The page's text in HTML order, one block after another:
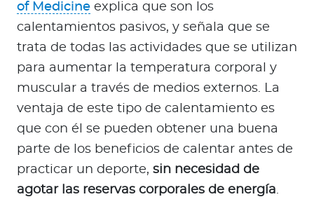
of Medicine explica que son los
calentamientos pasivos, y señala que se
trata de todas las actividades que se utilizan
para aumentar la temperatura corporal y
muscular a través de medios externos. La
ventaja de este tipo de calentamiento es
que con él se pueden obtener una buena
parte de los beneficios de calentar antes de
practicar un deporte, sin necesidad de
agotar las reservas corporales de energía.